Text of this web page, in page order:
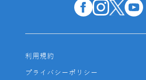
利用規約
プライバシーポリシー